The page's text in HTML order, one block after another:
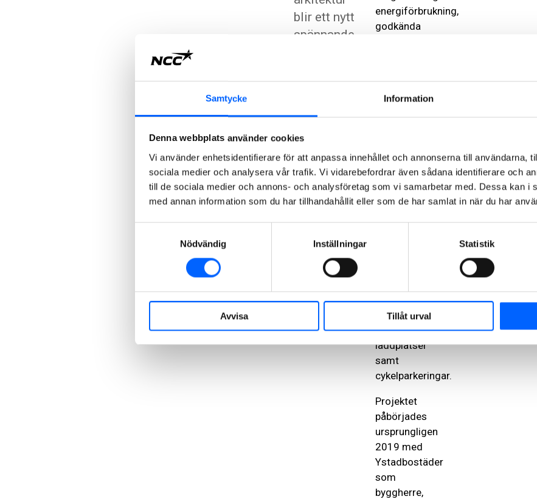
Samtycke Information
Denna webbplats använder cookies
Vi använder enhetsidentifierare för att anpassa innehållet och annonserna till användarna,
sociala medier och analysera vår trafik. Vi vidarebefordrar även sådana identifierare och
till de sociala medier och annons- och analysföretag som vi samarbetar med. Dessa kan i
med annan information som du har tillhandahållit eller som de har samlat in när du har
Nödvändig
Inställningar Statistik
Avvisa Tillåt urval
blir ett nytt
spännande
energiförbrukning,
godkända
kommer
exempelvis att
klimatförbättrad
betong samt
utrustas med
sedumtak och
solceller. I
källsortering,
markparkeringar
med
laddplatser
samt
cykelparkeringar.
Projektet
påbörjades
ursprungligen
2019 med
Ystadbostäder
som
byggherre,